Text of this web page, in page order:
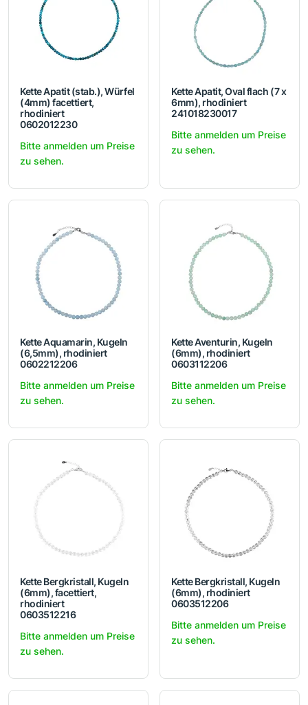
Kette Apatit (stab.), Würfel
(4mm) facettiert,
rhodiniert
0602012230
Bitte anmelden um Preise
zu sehen.
Kette Apatit, Oval flach (7 x
6mm), rhodiniert
241018230017
Bitte anmelden um Preise
zu sehen.
Kette Aquamarin, Kugeln
(6,5mm), rhodiniert
0602212206
Bitte anmelden um Preise
zu sehen.
Kette Aventurin, Kugeln
(6mm), rhodiniert
0603112206
Bitte anmelden um Preise
zu sehen.
Kette Bergkristall, Kugeln
(6mm), facettiert,
rhodiniert
0603512216
Bitte anmelden um Preise
zu sehen.
Kette Bergkristall, Kugeln
(6mm), rhodiniert
0603512206
Bitte anmelden um Preise
zu sehen.